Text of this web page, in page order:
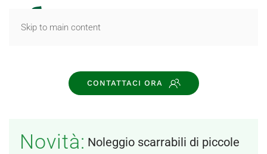
Skip to main content
CONTATTACI ORA
Novità: Noleggio scarrabili di piccole